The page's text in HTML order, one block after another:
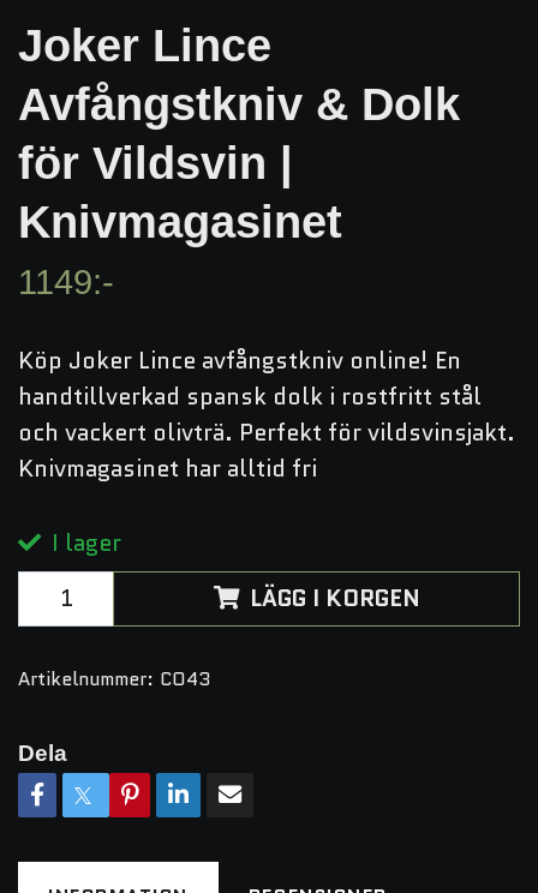
Joker Lince
Avfångstkniv & Dolk
för Vildsvin |
Knivmagasinet
1149:-
Köp Joker Lince avfångstkniv online! En
handtillverkad spansk dolk i rostfritt stål
och vackert olivträ. Perfekt för vildsvinsjakt.
Knivmagasinet har alltid fri
I lager
LÄGG I KORGEN
Artikelnummer: CO43
Dela